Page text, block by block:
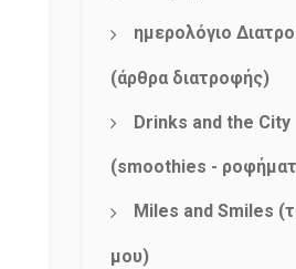
ημερολόγιο
(άρθρα διατροφής)
Drinks and the City
(smoothies -
Miles and Smiles
μου)